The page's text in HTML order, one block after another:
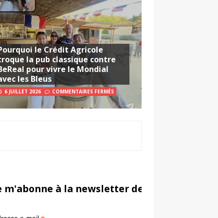
le Crédit Agricole
la pub classique contre
pour vivre le Mondial
les Bleus
6 JUILLET 2026 COMMENTAIRES FERMÉS
m'abonne à la newsletter de